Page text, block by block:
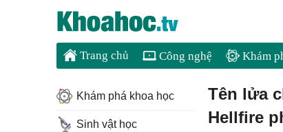
Trang chủ Công nghệ Khám
Tên lửa
Hellfire
Khám phá khoa học
Sinh vật học